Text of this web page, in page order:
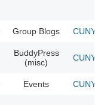
Group Blogs CUNY
BuddyPress
(misc)
CUNY
Events CUNY